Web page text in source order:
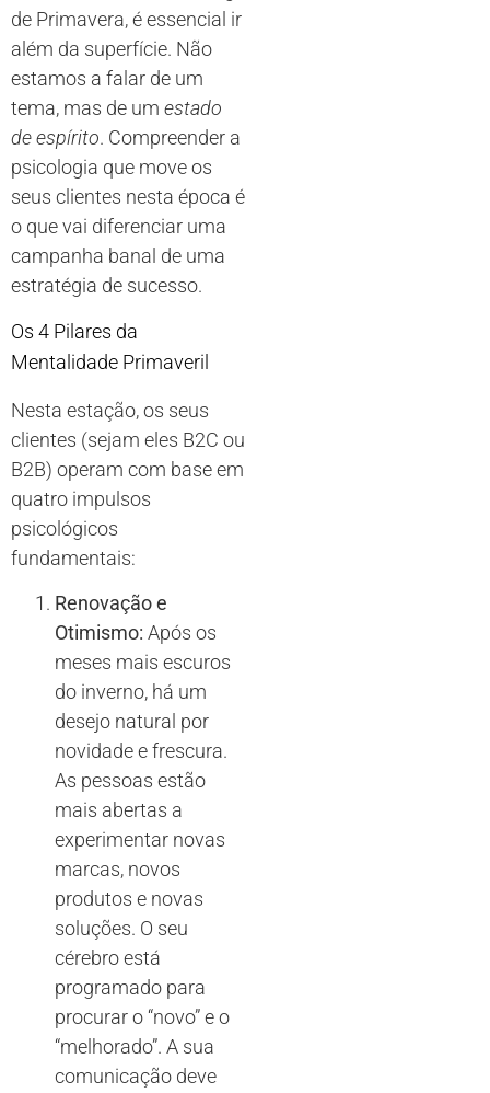
de Primavera, é essencial ir
além da superfície. Não
estamos a falar de um
tema, mas de um estado
de espírito. Compreender a
psicologia que move os
seus clientes nesta época é
o que vai diferenciar uma
campanha banal de uma
estratégia de sucesso.
Os 4 Pilares da
Mentalidade Primaveril
Nesta estação, os seus
clientes (sejam eles B2C ou
B2B) operam com base em
quatro impulsos
psicológicos
fundamentais:
Renovação e
Otimismo: Após os
meses mais escuros
do inverno, há um
desejo natural por
novidade e frescura.
As pessoas estão
mais abertas a
experimentar novas
marcas, novos
produtos e novas
soluções. O seu
cérebro está
programado para
procurar o “novo” e o
“melhorado”. A sua
comunicação deve